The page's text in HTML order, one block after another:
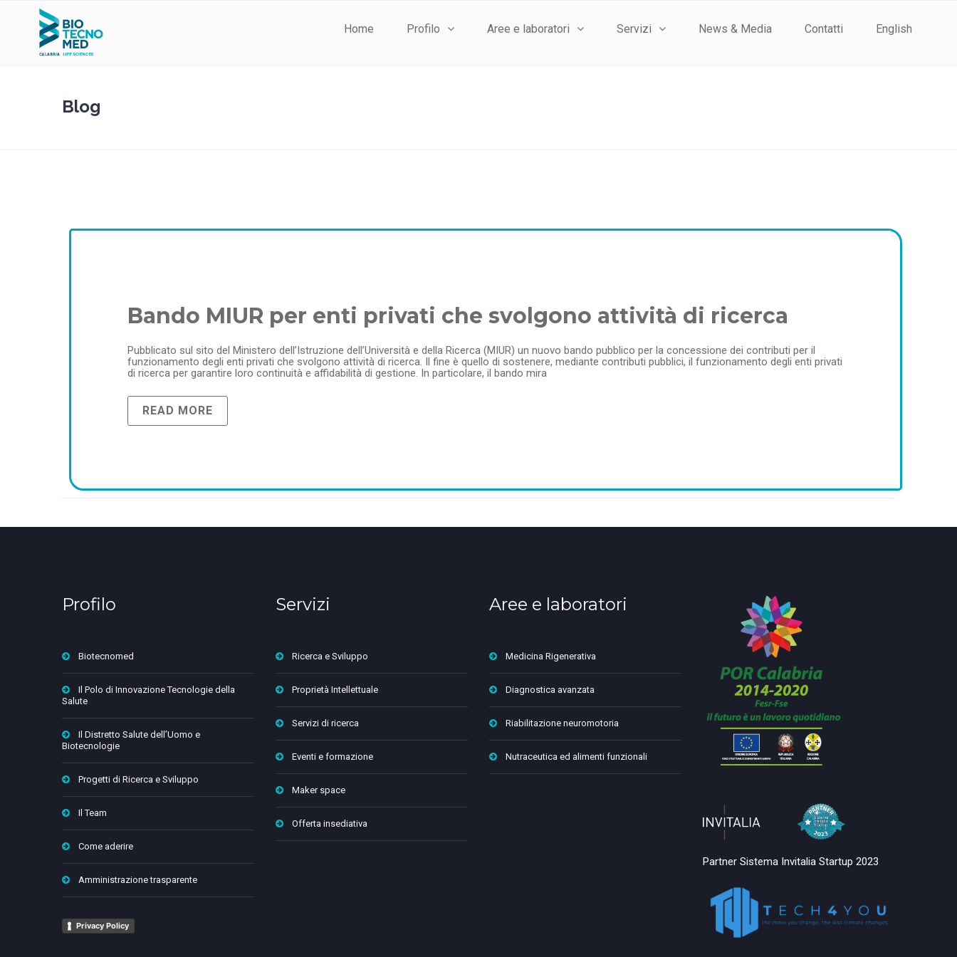
Home Profilo Aree e laboratori Servizi News & Media Contatti English
Blog
Bando MIUR per enti privati che svolgono attività di ricerca
Pubblicato sul sito del Ministero dell’Istruzione dell’Università e della Ricerca (MIUR) un nuovo bando pubblico per la concessione dei contributi per il
funzionamento degli enti privati che svolgono attività di ricerca. Il fine è quello di sostenere, mediante contributi pubblici, il funzionamento degli enti privati
di ricerca per garantire loro continuità e affidabilità di gestione. In particolare, il bando mira
READ MORE
Profilo
Biotecnomed
Il Polo di Innovazione Tecnologie della
Salute
Il Distretto Salute dell’Uomo e
Biotecnologie
Progetti di Ricerca e Sviluppo
Il Team
Come aderire
Amministrazione trasparente
Privacy Policy
Servizi
Ricerca e Sviluppo
Proprietà Intellettuale
Servizi di ricerca
Eventi e formazione
Maker space
Offerta insediativa
Aree e laboratori
Medicina Rigenerativa
Diagnostica avanzata
Riabilitazione neuromotoria
Nutraceutica ed alimenti funzionali
Partner Sistema Invitalia Startup 2023